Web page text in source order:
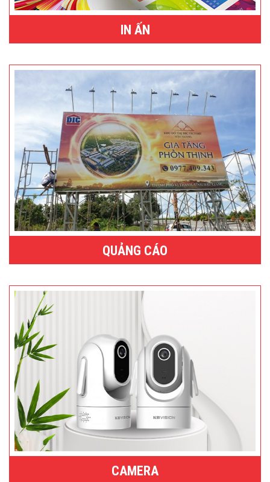
IN ẤN
QUẢNG CÁO
CAMERA